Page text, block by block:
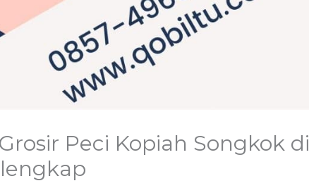
Peci Kopiah Songkok di